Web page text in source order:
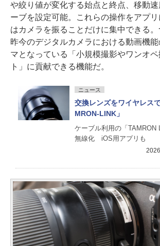
や絞り値が変化する始点と終点、移動
ーブを設定可能。これらの操作をアプ
はカメラを振ることだけに集中できる。
昨今のデジタルカメラにおける動画機
マとなっている「小規模撮影やワンオ
ト」に貢献できる機能だ。
ニュース
交換レンズをワイヤレス
MRON-LINK」
ケーブル利用の「TAMRON
無線化 iOS用アプリも